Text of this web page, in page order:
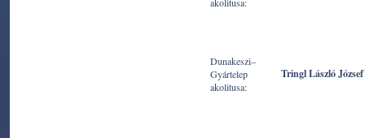
Dunakeszi–
Gyártelep
akolitusa:
Tringl László József